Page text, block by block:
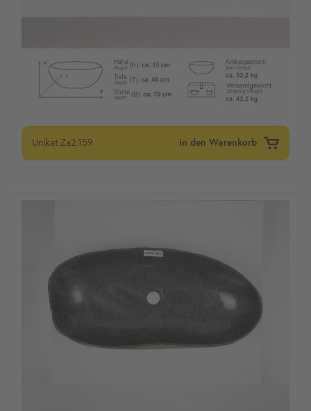
UnikatZa2.159 in den Warenkorb